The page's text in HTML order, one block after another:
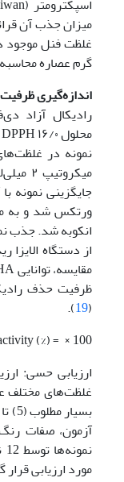
میزان جذب آن
غلظت فنل موجود
گرم عصاره
اندازه‌گیریظرفیت
محلول DPPH
جایگزینی
(
19
).
(%) = × 100
ارزیابی حسی:
آزمون، صفات
مورد ارزیابی قرار